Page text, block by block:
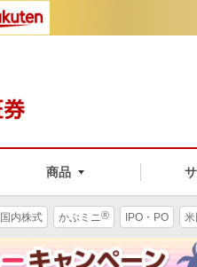
商品
国内株式 かぶミニ® IPO・PO